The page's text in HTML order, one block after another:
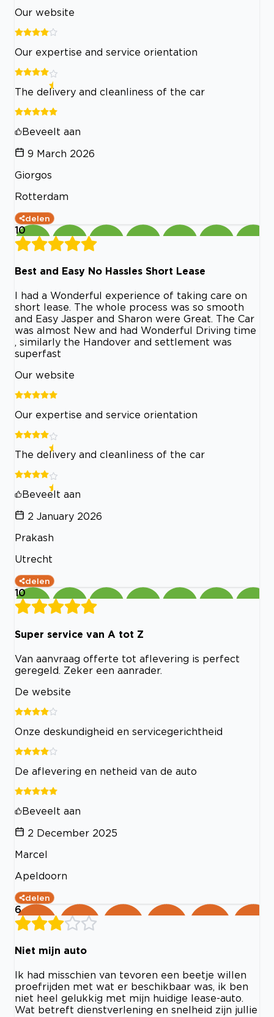
Our website
Our expertise and service orientation
The delivery and cleanliness of the car
Beveelt aan
9 March 2026
Giorgos
Rotterdam
delen
10
Best and Easy No Hassles Short Lease
I had a Wonderful experience of taking care on
short lease. The whole process was so smooth
and Easy Jasper and Sharon were Great. The Car
was almost New and had Wonderful Driving time
, similarly the Handover and settlement was
superfast
Our website
Our expertise and service orientation
The delivery and cleanliness of the car
Beveelt aan
2 January 2026
Prakash
Utrecht
delen
10
Super service van A tot Z
Van aanvraag offerte tot aflevering is perfect
geregeld. Zeker een aanrader.
De website
Onze deskundigheid en servicegerichtheid
De aflevering en netheid van de auto
Beveelt aan
2 December 2025
Marcel
Apeldoorn
delen
6
Niet mijn auto
Ik had misschien van tevoren een beetje willen
proefrijden met wat er beschikbaar was, ik ben
niet heel gelukkig met mijn huidige lease-auto.
Wat betreft dienstverlening en snelheid zijn jullie